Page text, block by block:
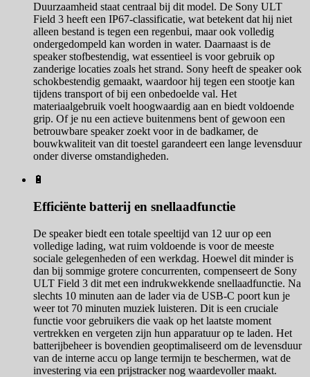
Duurzaamheid staat centraal bij dit model. De Sony ULT
Field 3 heeft een IP67-classificatie, wat betekent dat hij niet
alleen bestand is tegen een regenbui, maar ook volledig
ondergedompeld kan worden in water. Daarnaast is de
speaker stofbestendig, wat essentieel is voor gebruik op
zanderige locaties zoals het strand. Sony heeft de speaker ook
schokbestendig gemaakt, waardoor hij tegen een stootje kan
tijdens transport of bij een onbedoelde val. Het
materiaalgebruik voelt hoogwaardig aan en biedt voldoende
grip. Of je nu een actieve buitenmens bent of gewoon een
betrouwbare speaker zoekt voor in de badkamer, de
bouwkwaliteit van dit toestel garandeert een lange levensduur
onder diverse omstandigheden.
🔋
Efficiënte batterij en snellaadfunctie
De speaker biedt een totale speeltijd van 12 uur op een
volledige lading, wat ruim voldoende is voor de meeste
sociale gelegenheden of een werkdag. Hoewel dit minder is
dan bij sommige grotere concurrenten, compenseert de Sony
ULT Field 3 dit met een indrukwekkende snellaadfunctie. Na
slechts 10 minuten aan de lader via de USB-C poort kun je
weer tot 70 minuten muziek luisteren. Dit is een cruciale
functie voor gebruikers die vaak op het laatste moment
vertrekken en vergeten zijn hun apparatuur op te laden. Het
batterijbeheer is bovendien geoptimaliseerd om de levensduur
van de interne accu op lange termijn te beschermen, wat de
investering via een prijstracker nog waardevoller maakt.